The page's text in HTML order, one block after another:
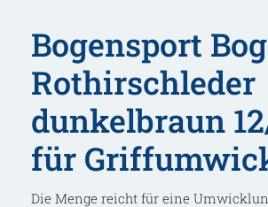
Bogensport
Rothirschleder
dunkelbraun
für
Die Menge reicht für eine